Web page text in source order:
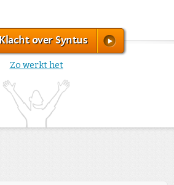
over Syntus
Zo werkt het